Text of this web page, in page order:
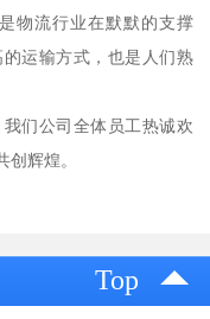
物流行业在默默的支撑
运输方式，也是人们熟
们公司全体员工热诚欢
辉煌。
Top